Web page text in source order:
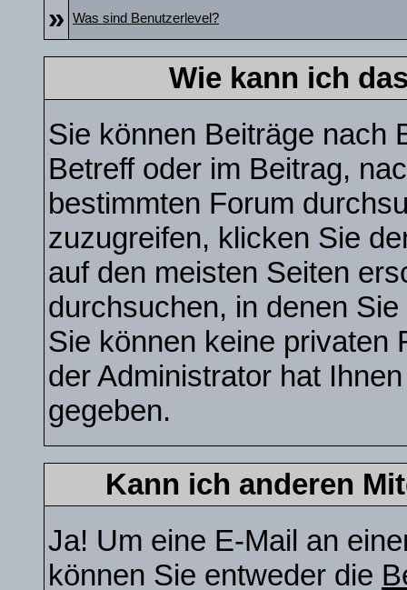
» Was sind Benutzerlevel?
Wie kann ich
Sie können Beiträge nach
Betreff oder im Beitrag,
bestimmten Forum
zuzugreifen, klicken Sie
auf den meisten Seiten
durchsuchen, in denen
Sie können keine privaten
der Administrator hat
gegeben.
Kann ich anderen
Ja! Um eine E-Mail an
können Sie entweder die